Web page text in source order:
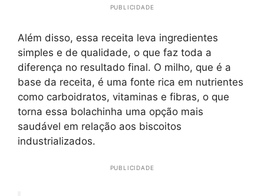
PUBLICIDADE
Além disso, essa receita leva ingredientes
simples e de qualidade, o que faz toda a
diferença no resultado final. O milho, que é a
base da receita, é uma fonte rica em nutrientes
como carboidratos, vitaminas e fibras, o que
torna essa bolachinha uma opção mais
saudável em relação aos biscoitos
industrializados.
PUBLICIDADE